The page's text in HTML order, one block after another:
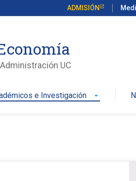
ADMISIÓN
UC
e Investigación arrow_drop_down